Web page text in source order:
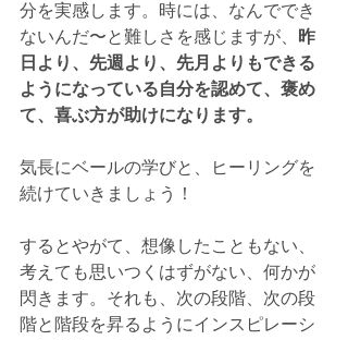
分を実感します。時には、なんででき
ないんだ〜と難しさを感じますが、
昨
日より、先週より、先月よりもできる
ようになっている自分を認めて、褒め
て、喜ぶ方が助けになります。
気長にベールの学びと、ヒーリングを
続けていきましょう！
するとやがて、想像したこともない、
考えても思いつくはずがない、何かが
閃きます。それも、次の段階、次の段
階と階段を昇るようにインスピレーシ